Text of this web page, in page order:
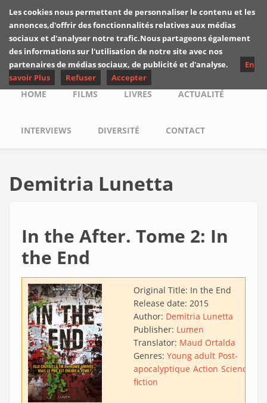
Skip to main content
Les critiques de
Yuyine
Main menu
HOME FILMS LIVRES ACTUALITÉ
INTERVIEWS DIVERSITÉ CONTACT
Demitria Lunetta
In the After. Tome 2: In
the End
Original Title: In the End
Release date: 2015
Author: Demitria Lunetta
Publisher: Lumen
Translator: Maud Ortalda
Genres: Young adult Post-
apocalyptique Action Science-
fiction
Les cookies nous permettent de personnaliser le contenu et les
annonces,d'offrir des fonctionnalités relatives aux médias
sociaux et d'analyser notre trafic.Nous partageons également
des informations sur l'utilisation de notre site avec nos
partenaires de médias sociaux, de publicité et d'analyse.
En
savoir Plus
Refuser Accepter